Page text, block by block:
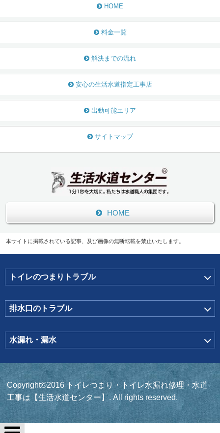
HOME
料金一覧
解決までの流れ
安心の生活水道指定工事店
出動可能エリア
サイトマップ
HOME
本サイトに掲載されている記事、及び画像の無断転載を禁止いたします。
トイレのつまりトラブル
排水口のトラブル
水漏れ・漏水
Copyright©2016 トイレつまり・トイレ水漏れ修理・水道
工事は【生活水道センター】. All rights reserved.